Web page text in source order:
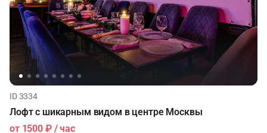
ID 3334
Лофт с шикарным видом в центре Москвы
от 1500 ₽/ час